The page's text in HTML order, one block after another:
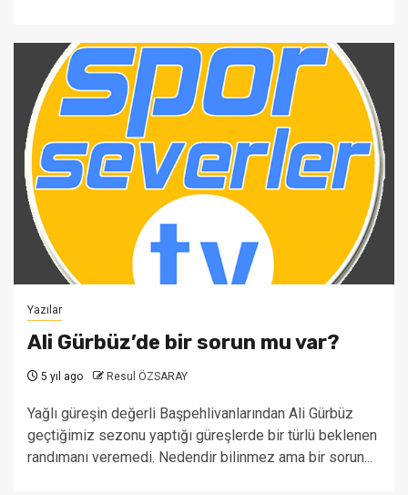
Yazılar
Ali Gürbüz’de bir sorun mu var?
5 yıl ago Resul ÖZSARAY
Yağlı güreşin değerli Başpehlivanlarından Ali Gürbüz
geçtiğimiz sezonu yaptığı güreşlerde bir türlü beklenen
randımanı veremedi. Nedendir bilinmez ama bir sorun...